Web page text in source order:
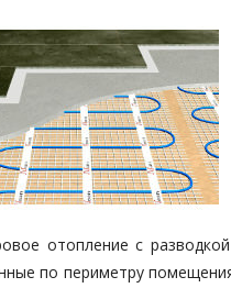
отопление с
по периметру